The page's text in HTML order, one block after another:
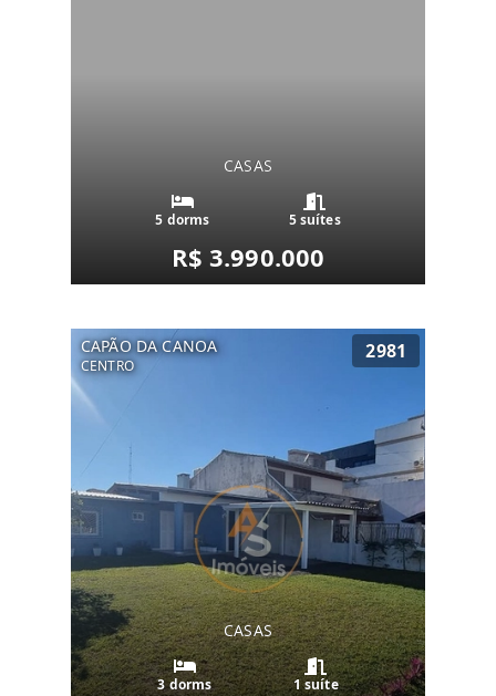
CASAS
5 dorms 5 suítes
R$ 3.990.000
CAPÃO DA CANOA
CENTRO
2981
CASAS
3 dorms 1 suíte